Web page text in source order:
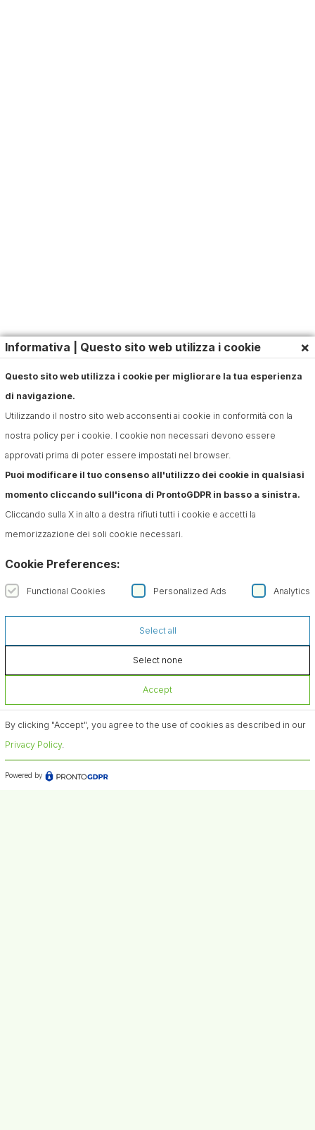
Informativa | Questo sito web utilizza i cookie ×
Questo sito web utilizza i cookie per migliorare la tua esperienza
di navigazione.
Utilizzando il nostro sito web acconsenti ai cookie in conformità con la
nostra policy per i cookie. I cookie non necessari devono essere
approvati prima di poter essere impostati nel browser.
Puoi modificare il tuo consenso all'utilizzo dei cookie in qualsiasi
momento cliccando sull'icona di ProntoGDPR in basso a sinistra.
Cliccando sulla X in alto a destra rifiuti tutti i cookie e accetti la
memorizzazione dei soli cookie necessari.
Cookie Preferences:
Functional Cookies Personalized Ads Analytics
Select all
Select none
Accept
By clicking "Accept", you agree to the use of cookies as described in our
Privacy Policy.
Powered by